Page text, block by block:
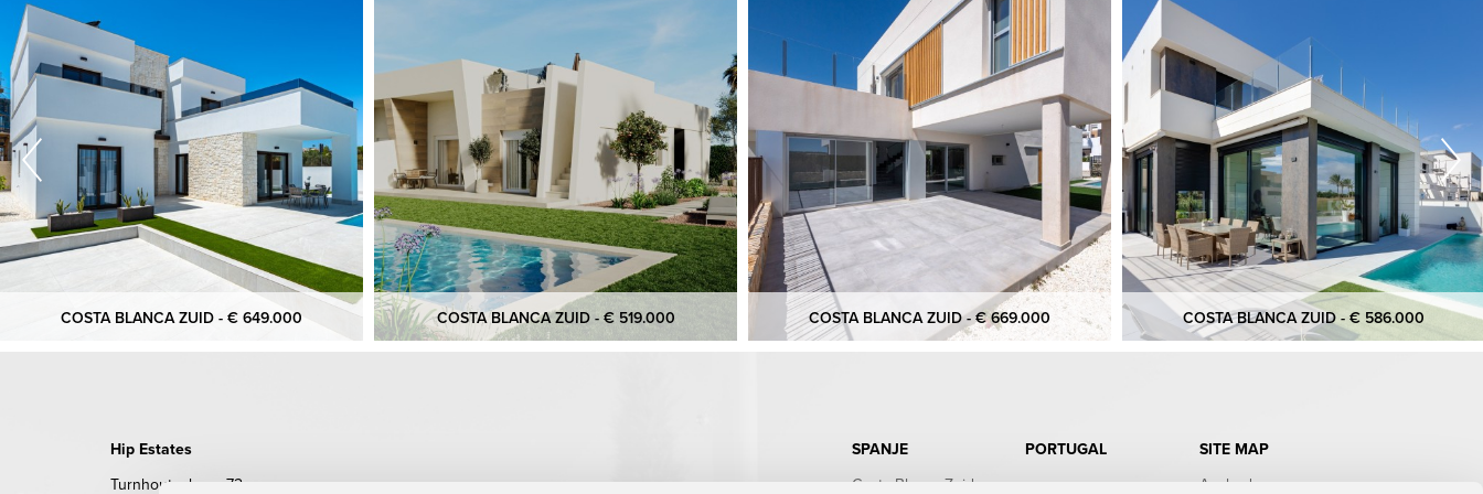
COSTA BLANCA ZUID - € 649.000 COSTA BLANCA ZUID - € 519.000 COSTA BLANCA ZUID - € 669.000 COSTA BLANCA ZUID - € 586.000
Hip Estates
Turnhoutsebaan 72
SPANJE
Costa Blanca Zuid
PORTUGAL
SITE MAP
Aanbod